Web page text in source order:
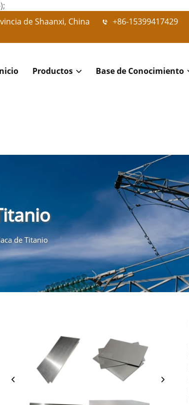
de Shaanxi, China
+86-15399417429
Productos Base de Conocimiento
de Titanio